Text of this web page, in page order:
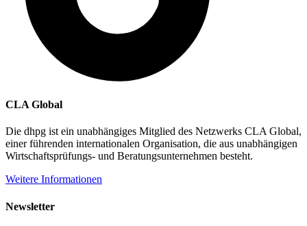
CLA Global
Die dhpg ist ein unabhängiges Mitglied des Netzwerks CLA Global,
einer führenden internationalen Organisation, die aus unabhängigen
Wirtschaftsprüfungs- und Beratungsunternehmen besteht.
Weitere Informationen
Newsletter